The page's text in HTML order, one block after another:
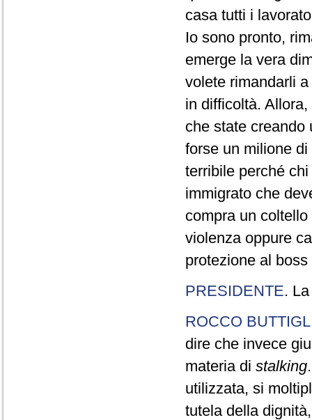
casa tutti i
Io sono pronto,
emerge la vera
volete rimandarli
in difficoltà.
che state creando
forse un milione
terribile perché
immigrato che
compra un
violenza oppure
protezione al
PRESIDENTE.
ROCCO
dire che invece
materia di stalking
utilizzata, si
tutela della